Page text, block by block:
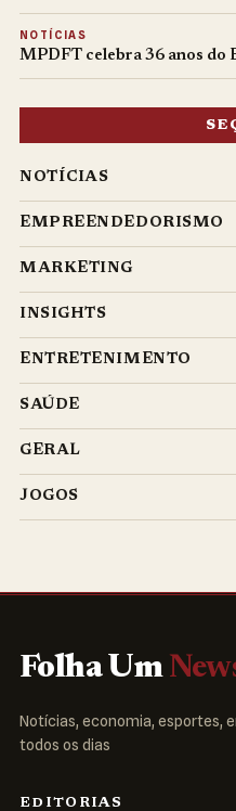
NOTÍCIAS
MPDFT celebra 36 anos do
NOTÍCIAS
EMPREENDEDORISMO
MARKETING
INSIGHTS
ENTRETENIMENTO
SAÚDE
GERAL
JOGOS
Folha Um
Notícias, economia, esportes,
todos os dias
EDITORIAS